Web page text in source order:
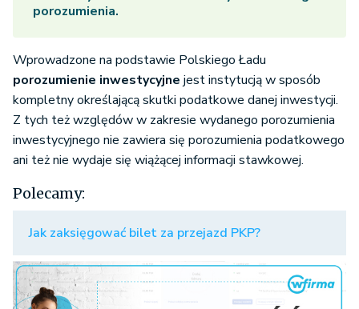
porozumienia.
Wprowadzone na podstawie Polskiego Ładu
porozumienie inwestycyjne jest instytucją w sposób
kompletny określającą skutki podatkowe danej inwestycji.
Z tych też względów w zakresie wydanego porozumienia
inwestycyjnego nie zawiera się porozumienia podatkowego
ani też nie wydaje się wiążącej informacji stawkowej.
Polecamy:
Jak zaksięgować bilet za przejazd PKP?